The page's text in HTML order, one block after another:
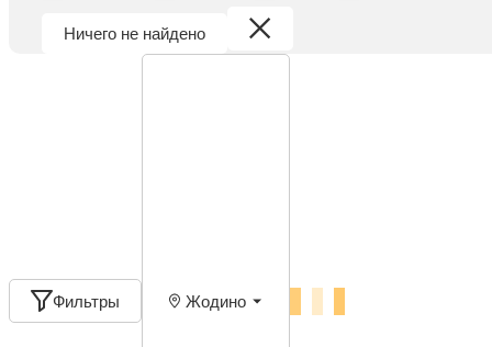
Ничего не найдено
Фильтры Жодино